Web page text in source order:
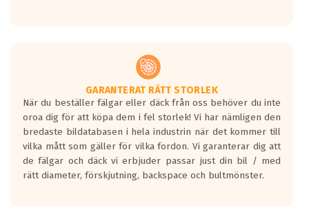
Vid körning i över 50km/h brukar
rullmotståndets ljud överträffa
motorljudet.
På däckmärkningen kommer det finnas
en symbol av ett däck med vågar. Hög
bullernivå markeras med svarta vågor
medans de vita vågorna påvisar om det är
ett tyst däck.
GARANTERAT RÄTT STORLEK
När du beställer fälgar eller däck från oss behöver du inte
oroa dig för att köpa dem i fel storlek! Vi har nämligen den
bredaste bildatabasen i hela industrin när det kommer till
vilka mått som gäller för vilka fordon. Vi garanterar dig att
de fälgar och däck vi erbjuder passar just din bil / med
rätt diameter, förskjutning, backspace och bultmönster.